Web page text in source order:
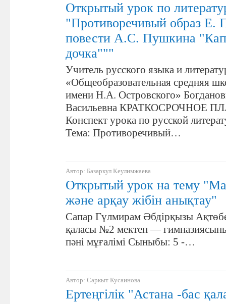
Открытый урок по
"Противоречивый образ Е.
повести А.С. Пушкина
дочка"""
Учитель русского языка и
«Общеобразовательная средняя
имени Н.А. Островского»
Васильевна КРАТКОСРОЧНОЕ
Конспект урока по русской
Тема: Противоречивый…
Автор: Базаркул Кеулимжаева
Открытый урок на тему
және арқау жібін анықтау"
Сапар Гүлмирам Әбдірқызы
қаласы №2 мектеп —
пәні мұғалімі Сыныбы: 5 -…
Автор: Саркыт Кусаинова
Ертеңгілік "Астана -бас